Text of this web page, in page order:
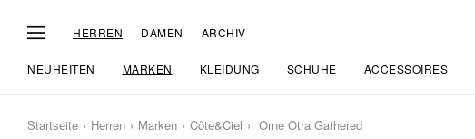
HERREN DAMEN ARCHIV
NEUHEITEN MARKEN KLEIDUNG SCHUHE ACCESSOIRES
Startseite Herren Marken Côte&ciel Orne Otra Gathered